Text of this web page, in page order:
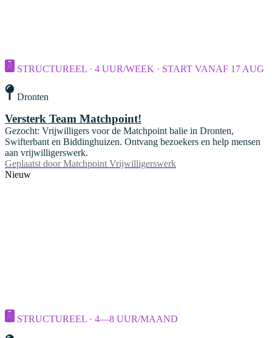
STRUCTUREEL · 4 UUR/WEEK · START VANAF 17 AUG
Dronten
Versterk Team Matchpoint!
Gezocht: Vrijwilligers voor de Matchpoint balie in Dronten,
Swifterbant en Biddinghuizen. Ontvang bezoekers en help mensen
aan vrijwilligerswerk.
Geplaatst door Matchpoint Vrijwilligerswerk
Nieuw
STRUCTUREEL · 4—8 UUR/MAAND